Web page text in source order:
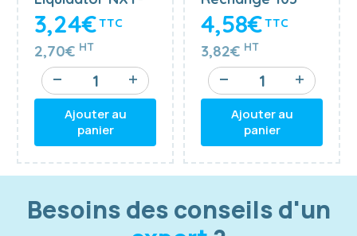
R 15 cm
3,24€TTC
2,70€ HT
Ajouter au
panier
cm SOFT
4,58€TTC
3,82€ HT
Ajouter au
panier
Besoins des conseils d'un